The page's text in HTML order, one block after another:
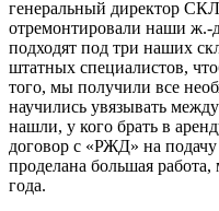
генеральный директор
отремонтировали наши ж.-
подходят под три наших
штатных специалистов,
того, мы получили все
научились увязывать
нашли, у кого брать в
договор с «РЖД» на
проделана большая
года.